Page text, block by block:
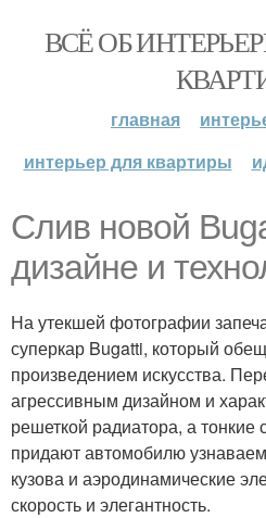
ВСЁ ОБ
главная
интерьер для квартиры
Слив новой
дизайне и
На утекшей фотографии
суперкар Bugatti, который
произведением искусства.
агрессивным дизайном и
решеткой радиатора, а
придают автомобилю
кузова и аэродинамические
скорость и элегантность.